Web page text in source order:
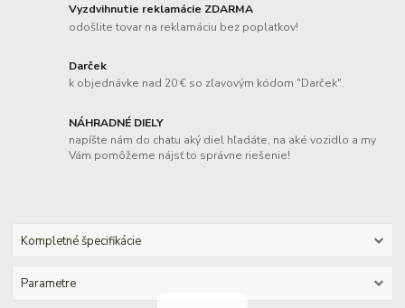
Vyzdvihnutie reklamácie ZDARMA
odošlite tovar na reklamáciu bez poplatkov!
Darček
k objednávke nad 20 € so zľavovým kódom "Darček".
NÁHRADNÉ DIELY
napíšte nám do chatu aký diel hľadáte, na aké vozidlo a my
Vám pomôžeme nájsť to správne riešenie!
Kompletné špecifikácie
Parametre